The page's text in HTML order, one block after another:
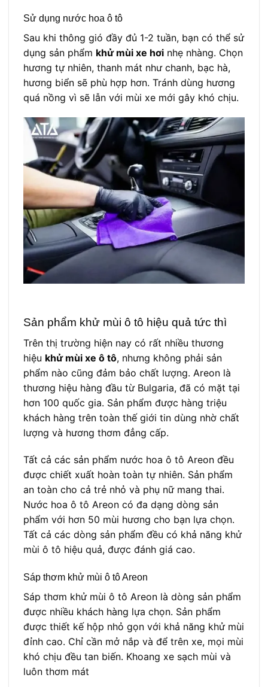
Sử dụng nước hoa ô tô
Sau khi thông gió đầy đủ 1-2 tuần, bạn có thể sử
dụng sản phẩm khử mùi xe hơi nhẹ nhàng. Chọn
hương tự nhiên, thanh mát như chanh, bạc hà,
hương biển sẽ phù hợp hơn. Tránh dùng hương
quá nồng vì sẽ lẫn với mùi xe mới gây khó chịu.
Sản phẩm khử mùi ô tô hiệu quả tức thì
Trên thị trường hiện nay có rất nhiều thương
hiệu khử mùi xe ô tô, nhưng không phải sản
phẩm nào cũng đảm bảo chất lượng. Areon là
thương hiệu hàng đầu từ Bulgaria, đã có mặt tại
hơn 100 quốc gia. Sản phẩm được hàng triệu
khách hàng trên toàn thế giới tin dùng nhờ chất
lượng và hương thơm đẳng cấp.
Tất cả các sản phẩm nước hoa ô tô Areon đều
được chiết xuất hoàn toàn tự nhiên. Sản phẩm
an toàn cho cả trẻ nhỏ và phụ nữ mang thai.
Nước hoa ô tô Areon có đa dạng dòng sản
phẩm với hơn 50 mùi hương cho bạn lựa chọn.
Tất cả các dòng sản phẩm đều có khả năng khử
mùi ô tô hiệu quả, được đánh giá cao.
Sáp thơm khử mùi ô tô Areon
Sáp thơm khử mùi ô tô Areon là dòng sản phẩm
được nhiều khách hàng lựa chọn. Sản phẩm
được thiết kế hộp nhỏ gọn với khả năng khử mùi
đỉnh cao. Chỉ cần mở nắp và để trên xe, mọi mùi
khó chịu đều tan biến. Khoang xe sạch mùi và
luôn thơm mát